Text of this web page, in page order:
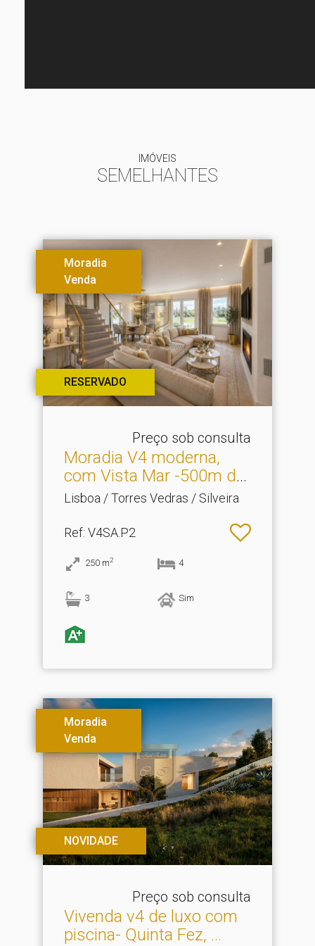
IMÓVEIS
SEMELHANTES
Moradia
Venda
RESERVADO
Preço sob consulta
Moradia V4 moderna,
com Vista Mar -500m da
Pr.​..
Lisboa / Torres Vedras / Silveira
Ref: V4SA.P2
250 m2 4
3 Sim
Moradia
Venda
NOVIDADE
Preço sob consulta
Vivenda v4 de luxo com
piscina- Quinta Fez, .​..